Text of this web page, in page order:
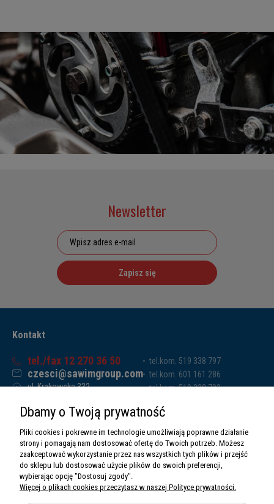
Newsletter
Zapisz się
Kontakt
tel./fax 12 270 36 50
czesci@sawimgroup.com
ul. Krakowska 332,
Sawim Group Mariusz Zdyb sp. k.
NIP: 5130284470
REGON: 5246591010
tel.kom. 519 338 797
tel.kom. 601 161 286
tel.kom. 519 338 793
O nas
Dbamy o Twoją prywatność
Pliki cookies i pokrewne im technologie umożliwiają poprawne działanie
strony i pomagają nam dostosować ofertę do Twoich potrzeb. Możesz
zaakceptować wykorzystanie przez nas wszystkich tych plików i przejść
do sklepu lub dostosować użycie plików do swoich preferencji,
wybierając opcję "Dostosuj zgody".
Więcej o plikach cookies przeczytasz w naszej Polityce prywatności.